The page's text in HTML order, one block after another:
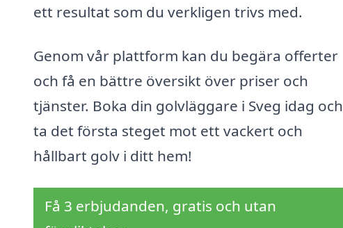
ett resultat som du verkligen trivs med.
Genom vår plattform kan du begära offerter
och få en bättre översikt över priser och
tjänster. Boka din golvläggare i Sveg idag och
ta det första steget mot ett vackert och
hållbart golv i ditt hem!
Få 3 erbjudanden, gratis och utan